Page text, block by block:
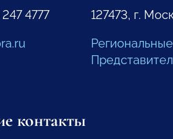
247 4777
127473, г.
контакты